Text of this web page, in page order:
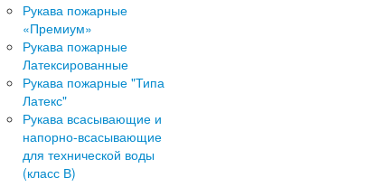
Рукава пожарные
«Премиум»
Рукава пожарные
Латексированные
Рукава пожарные "Типа
Латекс"
Рукава всасывающие и
напорно-всасывающие
для технической воды
(класс В)